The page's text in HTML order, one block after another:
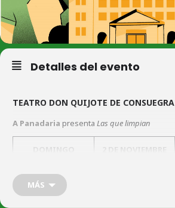
Detalles del evento
TEATRO DON QUIJOTE DE CONSUEGRA
A Panadaria presenta Las que limpian
DOMINGO
2 DE NOVIEMBRE
Entrada Anticipada: 12€
MÁS